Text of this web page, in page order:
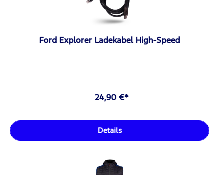
Ford Explorer Ladekabel High-Speed
24,90 €*
Details